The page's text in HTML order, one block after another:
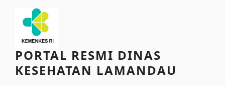
content
PORTAL RESMI DINAS
KESEHATAN LAMANDAU